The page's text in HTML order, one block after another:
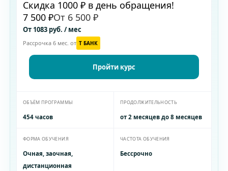
Скидка 1000 ₽ в день обращения!
7 500 ₽От 6 500 ₽
От 1083 руб. / мес
Рассрочка 6 мес. от T БАНК
Пройти курс
ОБЪЁМ ПРОГРАММЫ
454 часов
ПРОДОЛЖИТЕЛЬНОСТЬ
от 2 месяцев до 8 месяцев
ФОРМА ОБУЧЕНИЯ
Очная, заочная,
дистанционная
ЧАСТОТА ОБУЧЕНИЯ
Бессрочно